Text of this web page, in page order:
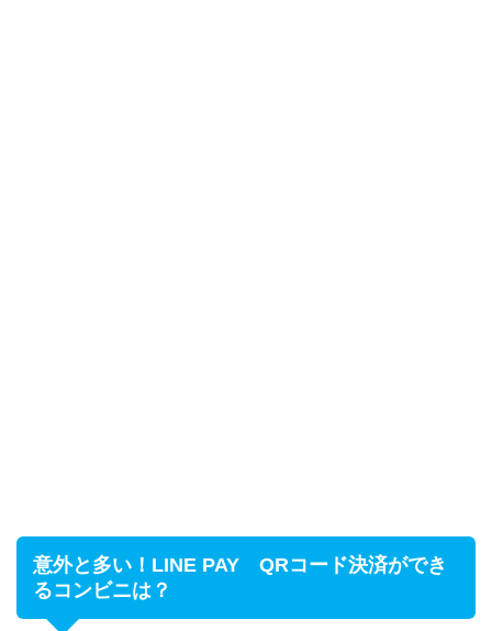
意外と多い！LINE PAY QRコード決済ができ
るコンビニは？